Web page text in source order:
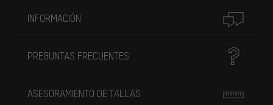
INFORMACIÓN
PREGUNTAS FRECUENTES
ASESORAMIENTO DE TALLAS